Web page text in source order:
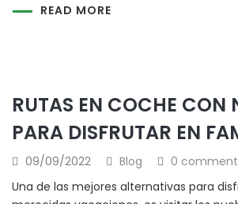
READ MORE
RUTAS EN COCHE CON
PARA DISFRUTAR EN
09/09/2022 Blog
0 comment
Una de las mejores alternativas para